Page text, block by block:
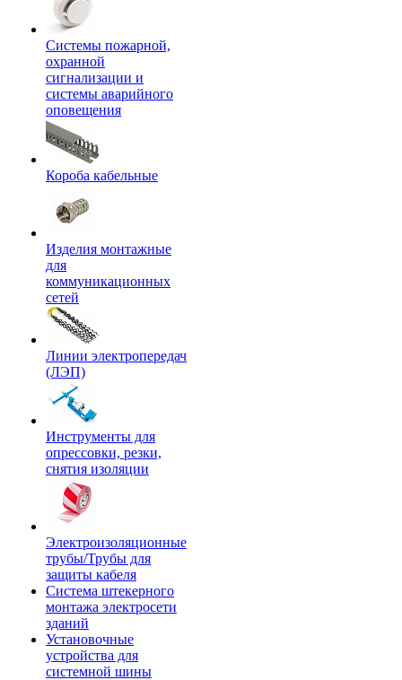
Системы пожарной,
охранной
сигнализации и
системы аварийного
оповещения
Короба кабельные
Изделия монтажные
для
коммуникационных
сетей
Линии электропередач
(ЛЭП)
Инструменты для
опрессовки, резки,
снятия изоляции
Электроизоляционные
трубы/Трубы для
защиты кабеля
Система штекерного
монтажа электросети
зданий
Установочные
устройства для
системной шины